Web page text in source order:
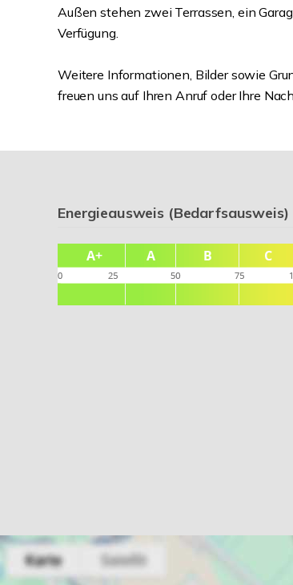
Außen stehen zwei Terrassen, ein
Verfügung.
Weitere Informationen, Bilder sowie
freuen uns auf Ihren Anruf oder Ihre
Energieausweis (Bedarfsausweis)